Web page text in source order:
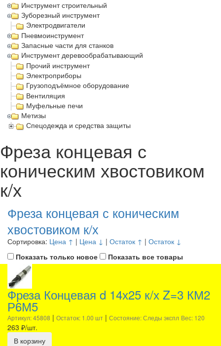
Инструмент строительный
Зуборезный инструмент
Электродвигатели
Пневмоинструмент
Запасные части для станков
Инструмент деревообрабатывающий
Прочий инструмент
Электроприборы
Грузоподъёмное оборудование
Вентиляция
Муфельные печи
Метизы
Спецодежда и средства защиты
Фреза концевая с
коническим хвостовиком
к/х
Фреза концевая с коническим
хвостовиком к/х
Сортировка: Цена ↑ | Цена ↓ | Остаток ↑ | Остаток ↓
Показать только новое
Показать все товары
Фреза Концевая d 14х25 к/х Z=3 КМ2
Р6М5
Артикул: 45808 | Остаток: 1.00 шт | Состояние: Следы экспл Вес: 120
263 ₽/шт.
В корзину